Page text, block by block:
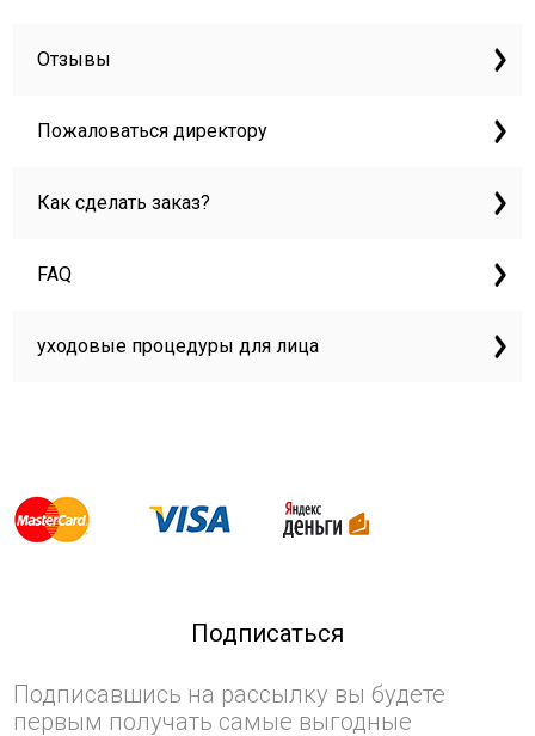
Отзывы
Пожаловаться директору
Как сделать заказ?
FAQ
уходовые процедуры для лица
Подписаться
Подписавшись на рассылку вы будете
первым получать самые выгодные